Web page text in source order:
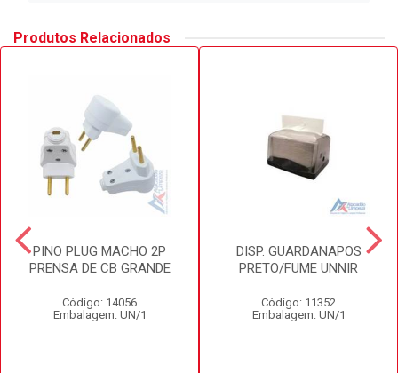
Produtos Relacionados
PINO PLUG MACHO 2P
PRENSA DE CB GRANDE
Código: 14056
Embalagem: UN/1
DISP. GUARDANAPOS
PRETO/FUME UNNIR
Código: 11352
Embalagem: UN/1